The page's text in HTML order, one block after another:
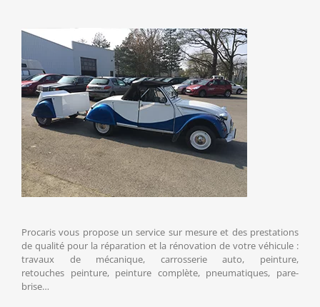
Procaris vous propose un service sur mesure et des prestations
de qualité pour la réparation et la rénovation de votre véhicule :
travaux de mécanique, carrosserie auto, peinture,
retouches peinture, peinture complète, pneumatiques, pare-
brise…